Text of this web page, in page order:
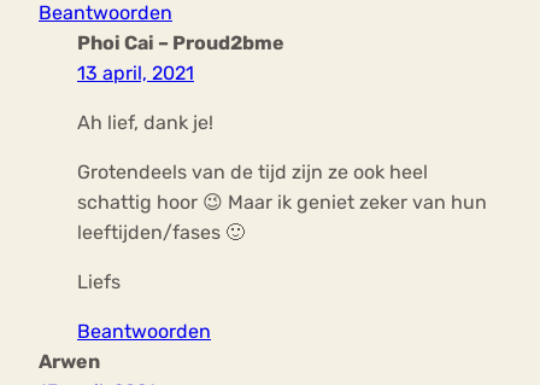
Beantwoorden
Phoi Cai – Proud2bme
13 april, 2021
Ah lief, dank je!
Grotendeels van de tijd zijn ze ook heel
schattig hoor 😉 Maar ik geniet zeker van hun
leeftijden/fases 🙂
Liefs
Beantwoorden
Arwen